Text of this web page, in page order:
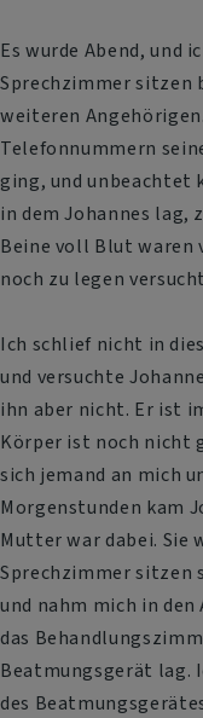
Es wurde Abend, und
Sprechzimmer sitzen
weiteren
Telefonnummern
ging, und unbeachtet
in dem Johannes lag,
Beine voll Blut waren
noch zu legen
Ich schlief nicht in
und versuchte
ihn aber nicht. Er ist
Körper ist noch nicht
sich jemand an mich
Morgenstunden kam
Mutter war dabei. Sie
Sprechzimmer sitzen
und nahm mich in
das
Beatmungsgerät lag.
des